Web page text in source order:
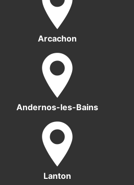
Arcachon
Andernos-les-Bains
Lanton